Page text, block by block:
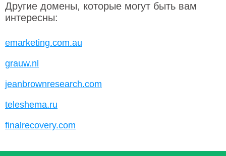
Другие домены, которые могут быть вам
интересны:
emarketing.com.au
grauw.nl
jeanbrownresearch.com
teleshema.ru
finalrecovery.com